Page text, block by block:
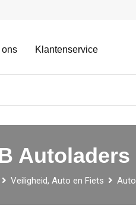
ons Klantenservice
Autoladers
Veiligheid, Auto en Fiets Auto